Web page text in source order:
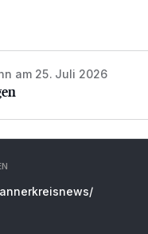
am 25. Juli 2026